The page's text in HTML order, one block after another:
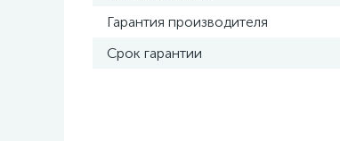
Гарантия производителя
Срок гарантии